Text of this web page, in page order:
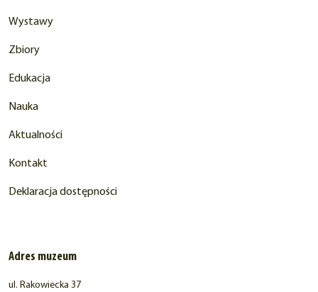
Wystawy
Zbiory
Edukacja
Nauka
Aktualności
Kontakt
Deklaracja dostępności
Adres muzeum
ul. Rakowiecka 37